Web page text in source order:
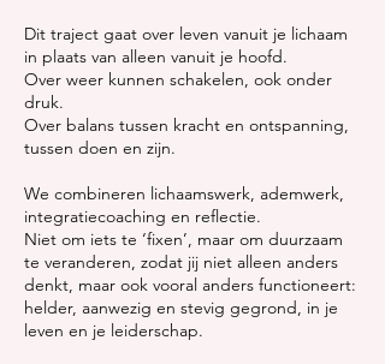
Dit traject gaat over leven vanuit je lichaam
in plaats van alleen vanuit je hoofd.
Over weer kunnen schakelen, ook onder
druk.
Over balans tussen kracht en ontspanning,
tussen doen en zijn.
We combineren lichaamswerk, ademwerk,
integratiecoaching en reflectie.
Niet om iets te ‘fixen’, maar om duurzaam
te veranderen, zodat jij niet alleen anders
denkt, maar ook vooral anders functioneert:
helder, aanwezig en stevig gegrond, in je
leven en je leiderschap.